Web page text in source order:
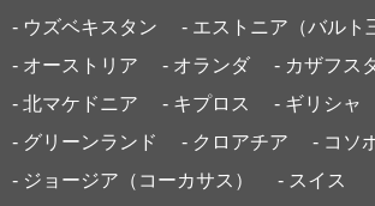
- ウズベキスタン
- エストニア（バルト
- オーストリア
- オランダ
- カザフス
- 北マケドニア
- キプロス - ギリシャ
- グリーンランド
- クロアチア
- コソ
- ジョージア（コーカサス）
- スイス